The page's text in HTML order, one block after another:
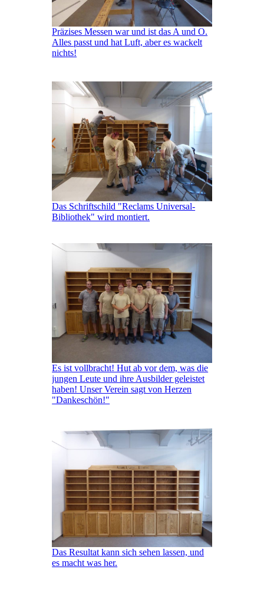
Präzises Messen war und ist das A und O.
Alles passt und hat Luft, aber es wackelt
nichts!
Das Schriftschild "Reclams Universal-
Bibliothek" wird montiert.
Es ist vollbracht! Hut ab vor dem, was die
jungen Leute und ihre Ausbilder geleistet
haben! Unser Verein sagt von Herzen
"Dankeschön!"
Das Resultat kann sich sehen lassen, und
es macht was her.